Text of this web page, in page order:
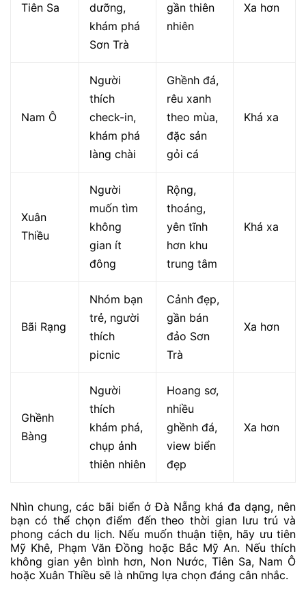
Tiên Sa
dưỡng,
khám phá
Sơn Trà
gần thiên
nhiên
Xa hơn
Nam Ô
Người
thích
check-in,
khám phá
làng chài
Ghềnh đá,
rêu xanh
theo mùa,
đặc sản
gỏi cá
Khá xa
Xuân
Thiều
Người
muốn tìm
không
gian ít
đông
Rộng,
thoáng,
yên tĩnh
hơn khu
trung tâm
Khá xa
Bãi Rạng
Nhóm bạn
trẻ, người
thích
picnic
Cảnh đẹp,
gần bán
đảo Sơn
Trà
Xa hơn
Ghềnh
Bàng
Người
thích
khám phá,
chụp ảnh
thiên nhiên
Hoang sơ,
nhiều
ghềnh đá,
view biển
đẹp
Xa hơn
Nhìn chung, các bãi biển ở Đà Nẵng khá đa dạng, nên
bạn có thể chọn điểm đến theo thời gian lưu trú và
phong cách du lịch. Nếu muốn thuận tiện, hãy ưu tiên
Mỹ Khê, Phạm Văn Đồng hoặc Bắc Mỹ An. Nếu thích
không gian yên bình hơn, Non Nước, Tiên Sa, Nam Ô
hoặc Xuân Thiều sẽ là những lựa chọn đáng cân nhắc.